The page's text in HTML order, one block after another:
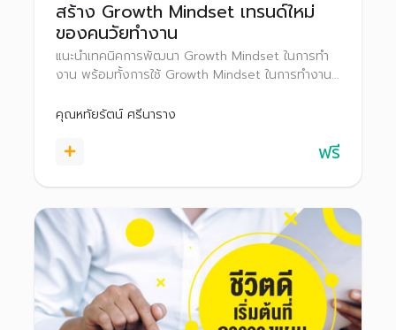
สร้าง Growth Mindset เทรนด์ใหม่
ของคนวัยทำงาน
แนะนำเทคนิคการพัฒนา Growth Mindset ในการทํา
งาน พร้อมทั้งการใช้ Growth Mindset ในการทำงาน
เพื่อเป้าหมายระยะต่าง ๆ
คุณหทัยรัตน์ ศรีนาราง
ฟรี